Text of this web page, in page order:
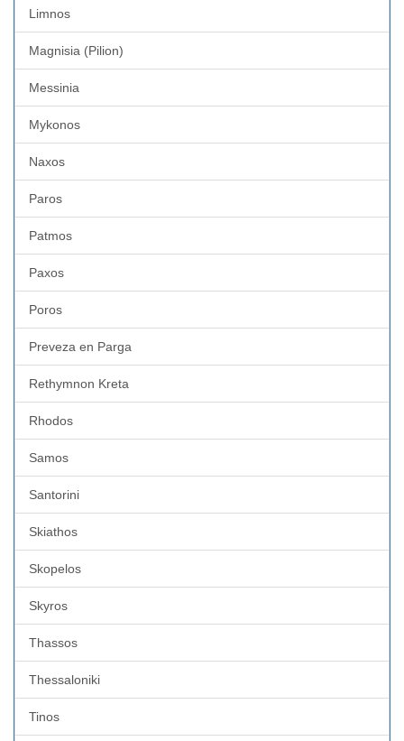
Limnos
Magnisia (Pilion)
Messinia
Mykonos
Naxos
Paros
Patmos
Paxos
Poros
Preveza en Parga
Rethymnon Kreta
Rhodos
Samos
Santorini
Skiathos
Skopelos
Skyros
Thassos
Thessaloniki
Tinos